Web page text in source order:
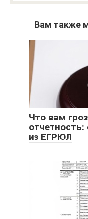
Вам также
Что вам
из ЕГРЮЛ